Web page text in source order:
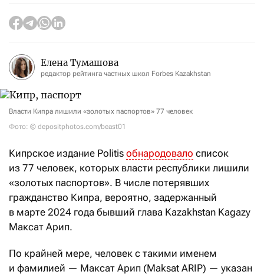
Елена Тумашова
редактор рейтинга частных школ Forbes Kazakhstan
Власти Кипра лишили «золотых паспортов» 77 человек
Фото: © depositphotos.com/beast01
Кипрское издание Politis обнародовало список
из 77 человек, которых власти республики лишили
«золотых паспортов». В числе потерявших
гражданство Кипра, вероятно, задержанный
в марте 2024 года бывший глава Kazakhstan Kagazy
Максат Арип.
По крайней мере, человек с такими именем
и фамилией — Максат Арип (Maksat ARIP) — указан